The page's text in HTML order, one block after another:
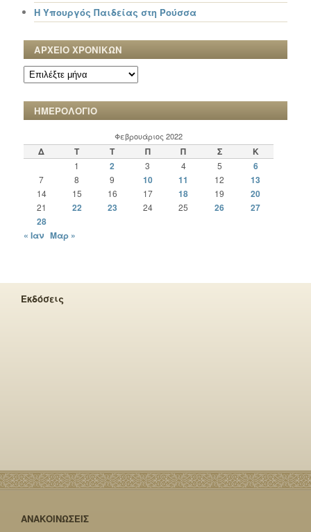
Η Υπουργός Παιδείας στη Ρούσσα
ΑΡΧΕΙΟ ΧΡΟΝΙΚΩΝ
ΑΡΧΕΙΟ
ΧΡΟΝΙΚΩΝ
ΗΜΕΡΟΛΟΓΙΟ
Φεβρουάριος 2022
Δ Τ Τ Π Π Σ Κ
1 2 3 4 5 6
7 8 9 10 11 12 13
14 15 16 17 18 19 20
21 22 23 24 25 26
27
28
« Ιαν Μαρ »
Εκδόσεις
ΑΝΑΚΟΙΝΩΣΕΙΣ